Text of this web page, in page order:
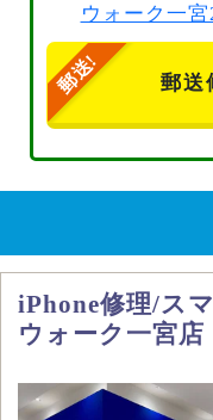
ウォーク一
郵送
iPhone修理/ス
ウォーク一宮店